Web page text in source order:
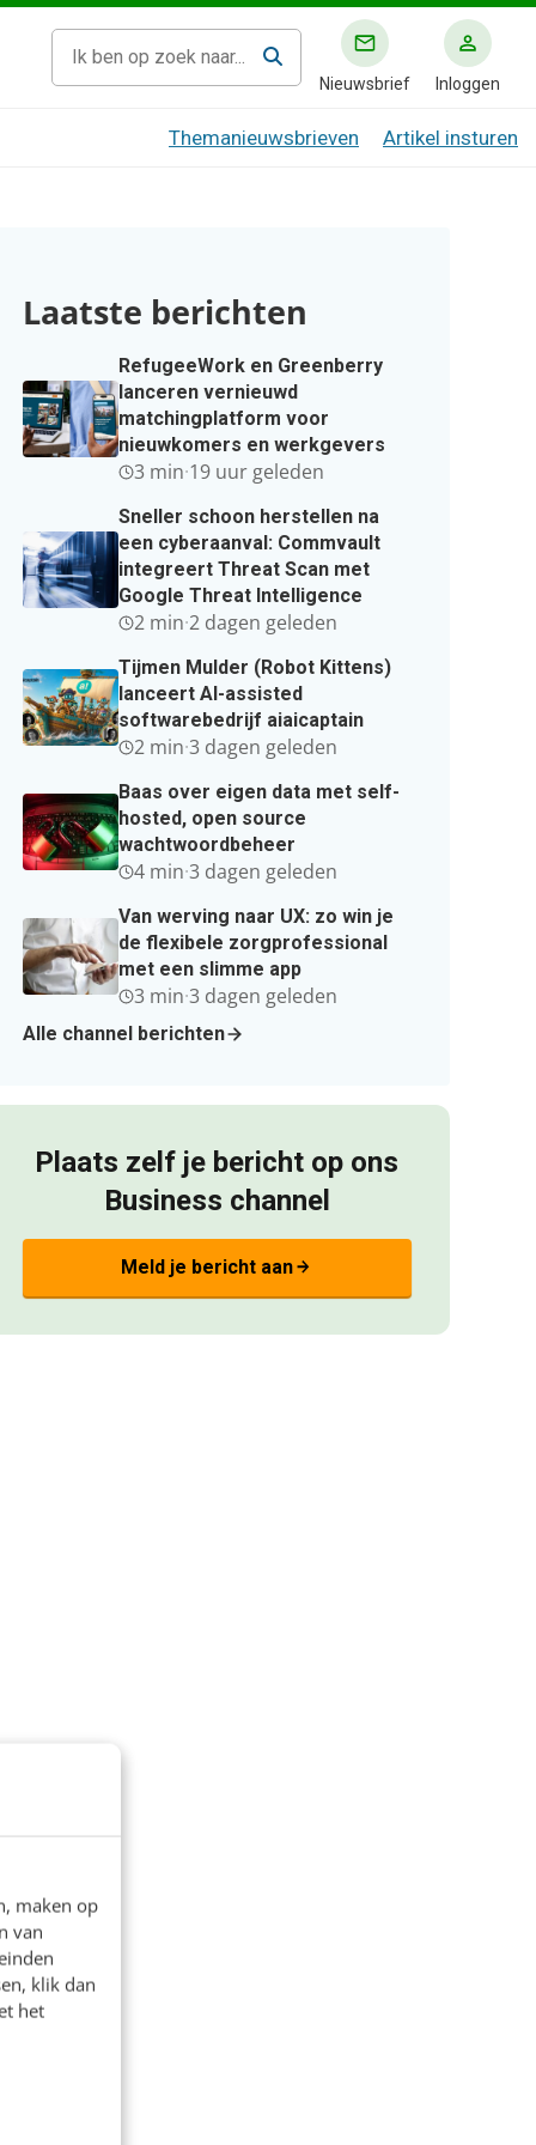
maken op
van
klik dan
het
Nieuwsbrief Inloggen
Themanieuwsbrieven Artikel insturen
Laatste berichten
RefugeeWork en Greenberry
lanceren vernieuwd
matchingplatform voor
nieuwkomers en werkgevers
3 min·19 uur geleden
Sneller schoon herstellen na
een cyberaanval: Commvault
integreert Threat Scan met
Google Threat Intelligence
2 min·2 dagen geleden
Tijmen Mulder (Robot Kittens)
lanceert AI-assisted
softwarebedrijf aiaicaptain
2 min·3 dagen geleden
Baas over eigen data met self-
hosted, open source
wachtwoordbeheer
4 min·3 dagen geleden
Van werving naar UX: zo win je
de flexibele zorgprofessional
met een slimme app
3 min·3 dagen geleden
Alle channel berichten
Plaats zelf je bericht op ons
Business channel
Meld je bericht aanarrow_forward